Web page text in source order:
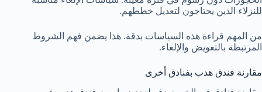
للنزلاء الذين يحتاجون لتعديل خططهم.
من المهم قراءة هذه السياسات بدقة. هذا يضمن فهم الشروط
المرتبطة بالتعويض والإلغاء.
مقارنة فندق هدب بفنادق أخرى